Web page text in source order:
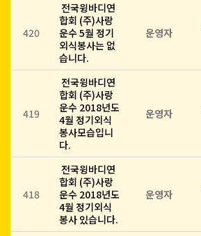
420
전국윙바디연
합회 (주)사랑
운수 5월 정기
외식봉사는 없
습니다.
운영자
419
전국윙바디연
합회 (주)사랑
운수 2018년도
4월 정기외식
봉사모습입니
다.
운영자
418
전국윙바디연
합회 (주)사랑
운수 2018년도
4월 정기외식
봉사 있습니다.
운영자